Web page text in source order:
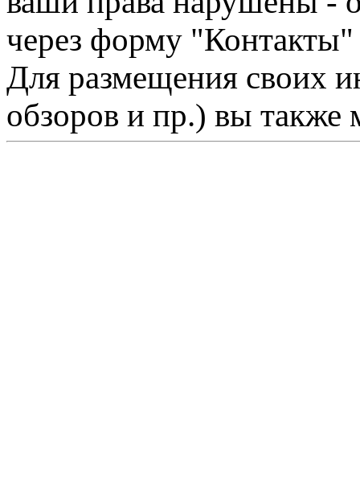
через форму "Контакты"
Для размещения своих
обзоров и пр.) вы также